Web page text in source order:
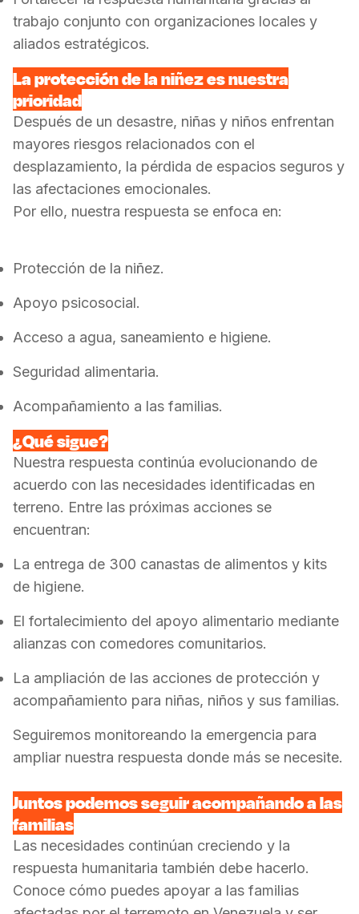
trabajo conjunto con organizaciones locales y
aliados estratégicos.
La protección de la niñez es nuestra
prioridad
Después de un desastre, niñas y niños enfrentan
mayores riesgos relacionados con el
desplazamiento, la pérdida de espacios seguros y
las afectaciones emocionales.
Por ello, nuestra respuesta se enfoca en:
Protección de la niñez.
Apoyo psicosocial.
Acceso a agua, saneamiento e higiene.
Seguridad alimentaria.
Acompañamiento a las familias.
¿Qué sigue?
Nuestra respuesta continúa evolucionando de
acuerdo con las necesidades identificadas en
terreno. Entre las próximas acciones se
encuentran:
La entrega de 300 canastas de alimentos y kits
de higiene.
El fortalecimiento del apoyo alimentario mediante
alianzas con comedores comunitarios.
La ampliación de las acciones de protección y
acompañamiento para niñas, niños y sus familias.
Seguiremos monitoreando la emergencia para
ampliar nuestra respuesta donde más se necesite.
Juntos podemos seguir acompañando a las
familias
Las necesidades continúan creciendo y la
respuesta humanitaria también debe hacerlo.
Conoce cómo puedes apoyar a las familias